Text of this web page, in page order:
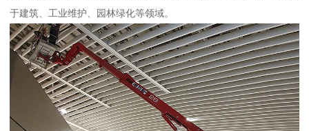
于建筑、工业维护、园林绿化等领域。